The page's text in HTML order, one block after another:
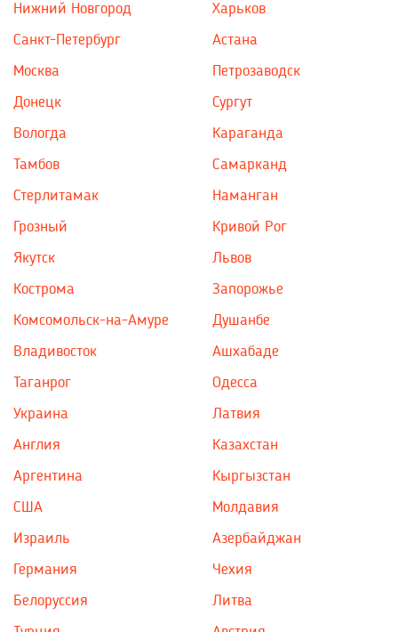
Нижний Новгород
Санкт-Петербург
Москва
Донецк
Харьков
Астана
Петрозаводск
Сургут
Вологда
Тамбов
Стерлитамак
Грозный
Якутск
Кострома
Комсомольск-на-Амуре
Владивосток
Таганрог
Караганда
Самарканд
Наманган
Кривой Рог
Львов
Запорожье
Душанбе
Ашхабаде
Одесса
Украина
Англия
Аргентина
США
Израиль
Латвия
Казахстан
Кыргызстан
Молдавия
Азербайджан
Германия
Белоруссия
Чехия
Литва